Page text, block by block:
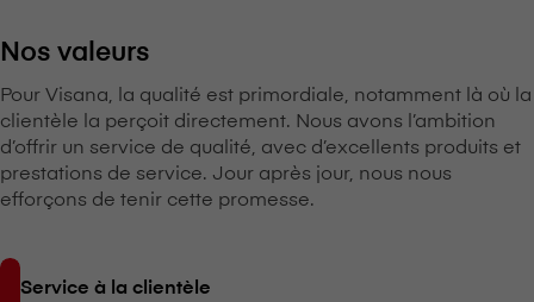
Nos valeurs
Pour V⁠i⁠s⁠a⁠n⁠a, la qualité est primordiale, notamment là où la
clientèle la perçoit directement. Nous avons l’ambition
d’offrir un service de qualité, avec d’excellents produits et
prestations de service. Jour après jour, nous nous
efforçons de tenir cette promesse.
Service à la clientèle